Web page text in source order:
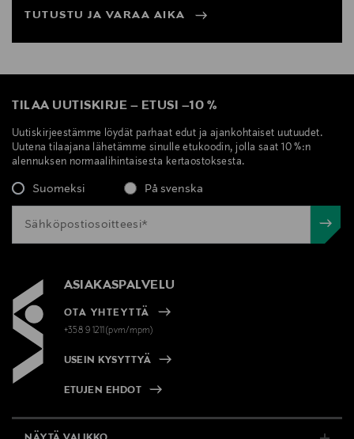
TUTUSTU JA VARAA AIKA
TILAA UUTISKIRJE – ETUSI –10 %
Uutiskirjeestämme löydät parhaat edut ja ajankohtaiset uutuudet.
Uutena tilaajana lähetämme sinulle etukoodin, jolla saat 10 %:n
alennuksen normaalihintaisesta kertaostoksesta.
Suomeksi På svenska
ASIAKASPALVELU
OTA YHTEYTTÄ
+358 9 1211(pvm/mpm)
USEIN KYSYTTYÄ
ETUJEN EHDOT